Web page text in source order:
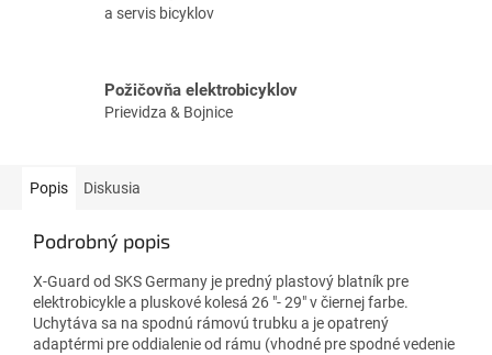
a servis bicyklov
Požičovňa elektrobicyklov
Prievidza & Bojnice
Popis Diskusia
Podrobný popis
X-Guard od SKS Germany je predný plastový blatník pre
elektrobicykle a pluskové kolesá 26 "- 29" v čiernej farbe.
Uchytáva sa na spodnú rámovú trubku a je opatrený
adaptérmi pre oddialenie od rámu (vhodné pre spodné vedenie